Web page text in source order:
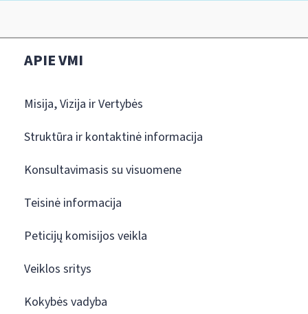
APIE VMI
Misija, Vizija ir Vertybės
Struktūra ir kontaktinė informacija
Konsultavimasis su visuomene
Teisinė informacija
Peticijų komisijos veikla
Veiklos sritys
Kokybės vadyba